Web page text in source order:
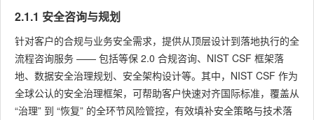
2.1.1 安全咨询与规划
针对客户的合规与业务安全需求，提供从顶层设计到落地执行的全
流程咨询服务 —— 包括等保 2.0 合规咨询、NIST CSF 框架落
地、数据安全治理规划、安全架构设计等。其中，NIST CSF 作为
全球公认的安全治理框架，可帮助客户快速对齐国际标准，覆盖从
“治理” 到 “恢复” 的全环节风险管控，有效填补安全策略与技术落